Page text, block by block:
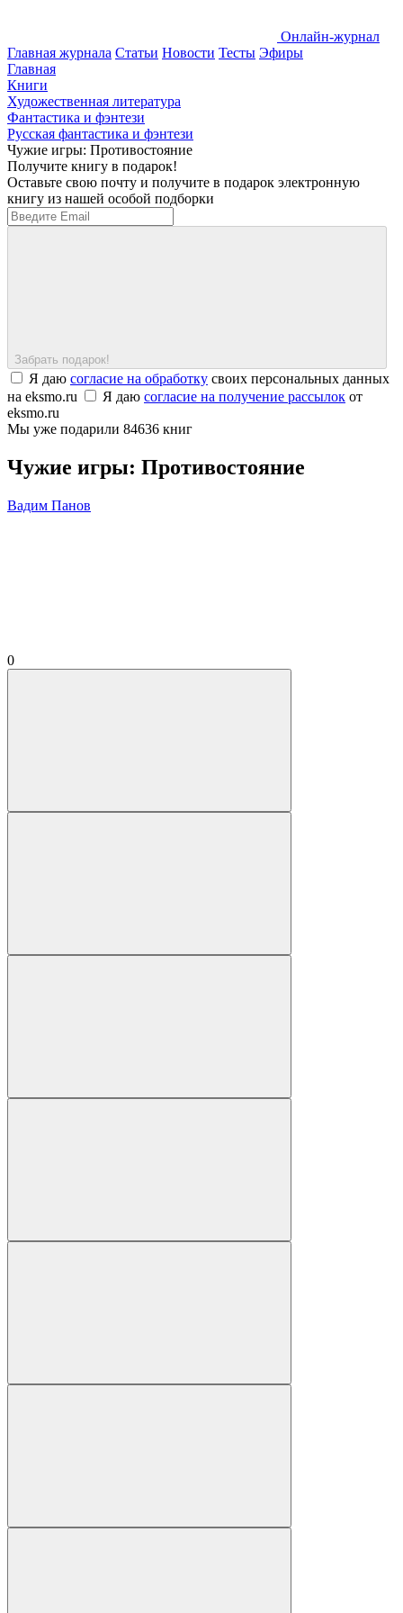
Онлайн-журнал
Главная журнала Статьи Новости Тесты Эфиры
Главная
Книги
Художественная литература
Фантастика и фэнтези
Русская фантастика и фэнтези
Чужие игры: Противостояние
Получите книгу в подарок!
Оставьте свою почту и получите в подарок электронную
книгу из нашей особой подборки
Забрать подарок!
Я даю согласие на обработку своих персональных данных
на eksmo.ru
Я даю согласие на получение рассылок от
eksmo.ru
Мы уже подарили 84636 книг
Чужие игры: Противостояние
Вадим Панов
0